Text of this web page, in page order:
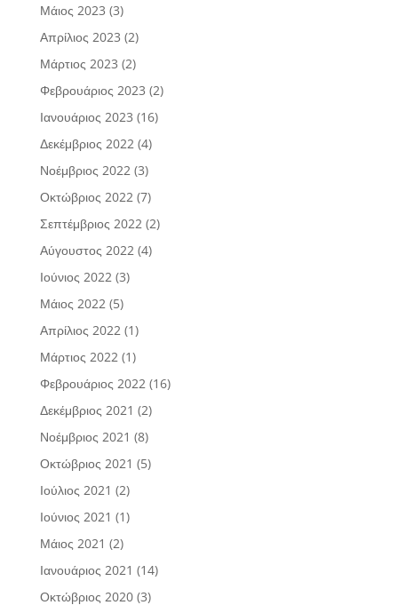
Μάιος 2023 (3)
Απρίλιος 2023 (2)
Μάρτιος 2023 (2)
Φεβρουάριος 2023 (2)
Ιανουάριος 2023 (16)
Δεκέμβριος 2022 (4)
Νοέμβριος 2022 (3)
Οκτώβριος 2022 (7)
Σεπτέμβριος 2022 (2)
Αύγουστος 2022 (4)
Ιούνιος 2022 (3)
Μάιος 2022 (5)
Απρίλιος 2022 (1)
Μάρτιος 2022 (1)
Φεβρουάριος 2022 (16)
Δεκέμβριος 2021 (2)
Νοέμβριος 2021 (8)
Οκτώβριος 2021 (5)
Ιούλιος 2021 (2)
Ιούνιος 2021 (1)
Μάιος 2021 (2)
Ιανουάριος 2021 (14)
Οκτώβριος 2020(3)